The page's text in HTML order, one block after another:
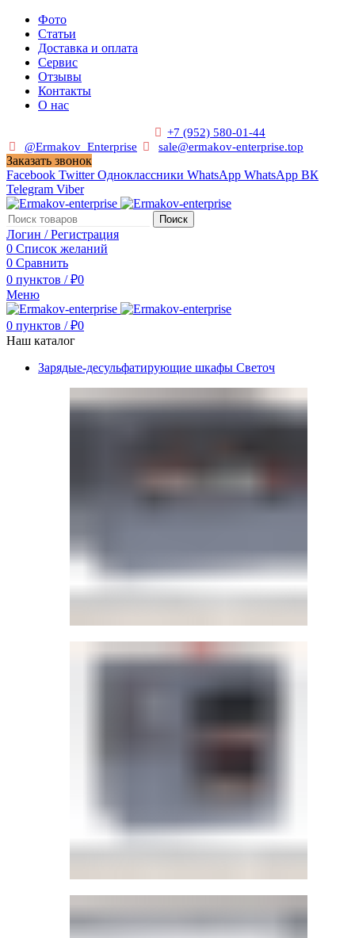
Фото
Статьи
Доставка и оплата
Сервис
Отзывы
Контакты
О нас
+7 (952) 580-01-44
@Ermakov_Enterprise
sale@ermakov-enterprise.top
Заказать звонок
Facebook Twitter Одноклассники WhatsApp WhatsApp ВК
Telegram Viber
Поиск
Логин / Регистрация
0 Список желаний
0 Сравнить
0 пунктов / ₽0
Меню
0 пунктов / ₽0
Наш каталог
Зарядые-десульфатирующие шкафы Светоч